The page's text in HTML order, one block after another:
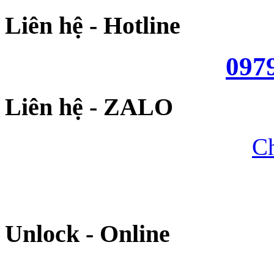
Liên hệ - Hotline
Liên hệ - ZALO
Unlock - Online